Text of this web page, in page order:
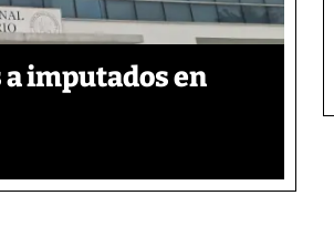
imputados en